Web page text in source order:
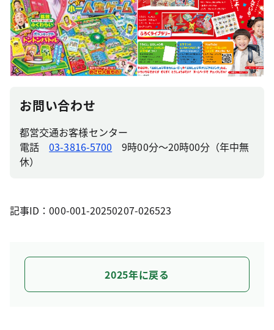
お問い合わせ
都営交通お客様センター
電話03-3816-5700 9時00分～20時00分（年中無
休）
記事ID：000-001-20250207-026523
2025年に戻る